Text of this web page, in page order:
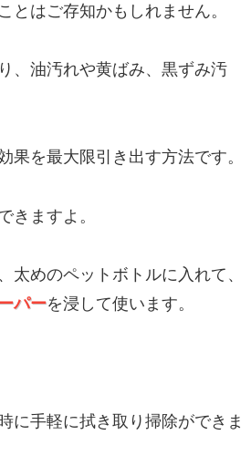
はご存知かもしれません。
、油汚れや黄ばみ、黒ずみ汚
果を最大限引き出す方法です。
きますよ。
めのペットボトルに入れて、
パーを浸して使います。
に手軽に拭き取り掃除ができま